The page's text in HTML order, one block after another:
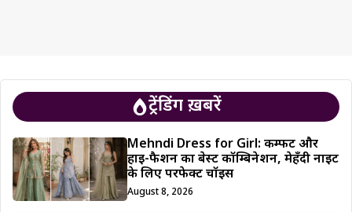
ट्रेंडिंग ख़बरें
Mehndi Dress for Girl: कम्फर्ट और
हाई-फैशन का बेस्ट कॉम्बिनेशन, मेहँदी नाइट
के लिए परफेक्ट चॉइस
August 8, 2026